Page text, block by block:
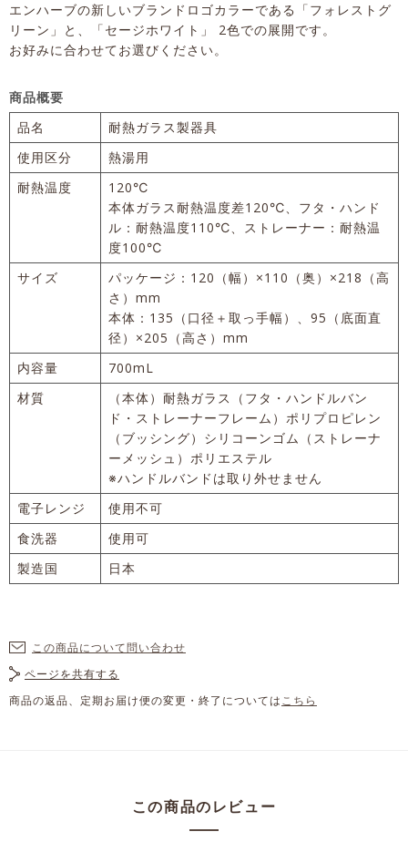
この商品について問い合わせ
ページを共有する
商品の返品、定期お届け便の変更・終了についてはこちら
エンハーブの新しいブランドロゴカラーである「フォレストグ
リーン」と、「セージホワイト」 2色での展開です。
お好みに合わせてお選びください。
商品概要
品名
耐熱ガラス製器具
使用区分
熱湯用
耐熱温度
120℃
本体ガラス耐熱温度差120℃、フタ・ハンド
ル：耐熱温度110℃、ストレーナー：耐熱温
度100℃
サイズ
パッケージ：120（幅）×110（奥）×218（高
さ）mm
本体：135（口径＋取っ手幅）、95（底面直
径）×205（高さ）mm
内容量
700mL
材質
（本体）耐熱ガラス（フタ・ハンドルバン
ド・ストレーナーフレーム）ポリプロピレン
（ブッシング）シリコーンゴム（ストレーナ
ーメッシュ）ポリエステル
※ハンドルバンドは取り外せません
電子レンジ
使用不可
食洗器
使用可
製造国
日本
この商品のレビュー